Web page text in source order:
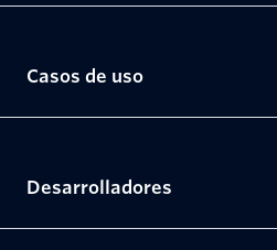
Casos de uso
Desarrolladores